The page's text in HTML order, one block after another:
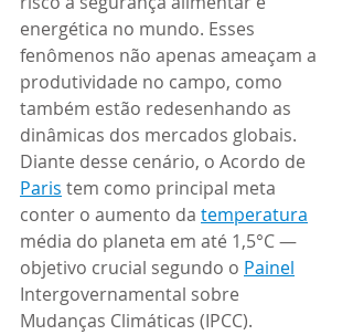
energética no mundo. Esses
fenômenos não apenas ameaçam a
produtividade no campo, como
também estão redesenhando as
dinâmicas dos mercados globais.
Diante desse cenário, o Acordo de
Paris tem como principal meta
conter o aumento da temperatura
média do planeta em até 1,5°C —
objetivo crucial segundo o Painel
Intergovernamental sobre
Mudanças Climáticas (IPCC).